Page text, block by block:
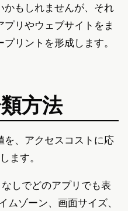
かもしれませんが、それ
リやウェブサイトをま
リントを形成します。
方法
、アクセスコストに応
ます。
しでどのアプリでも表
ゾーン、画面サイズ、